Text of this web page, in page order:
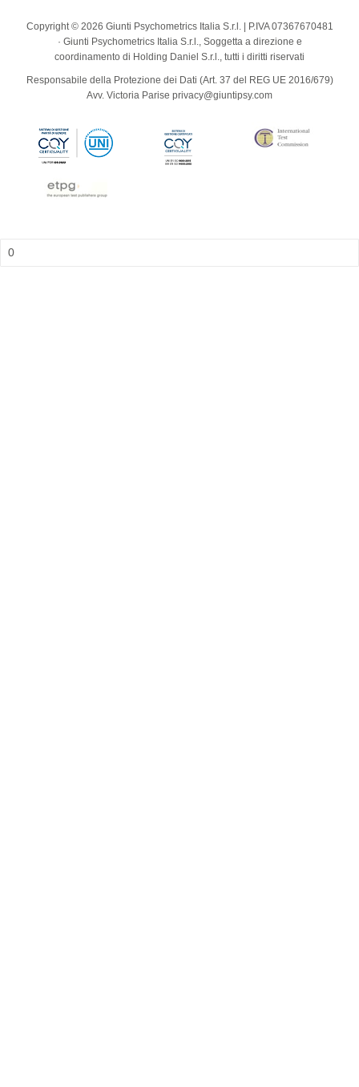
Copyright © 2026 Giunti Psychometrics Italia S.r.l. | P.IVA 07367670481
· Giunti Psychometrics Italia S.r.l., Soggetta a direzione e
coordinamento di Holding Daniel S.r.l., tutti i diritti riservati
Responsabile della Protezione dei Dati (Art. 37 del REG UE 2016/679)
Avv. Victoria Parise privacy@giuntipsy.com